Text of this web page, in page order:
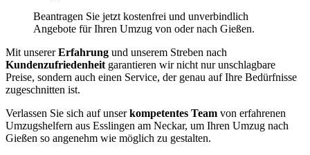
Beantragen Sie jetzt kostenfrei und unverbindlich
Angebote für Ihren Umzug von oder nach Gießen.
Mit unsererErfahrung und unserem Streben nach
Kundenzufriedenheit garantieren wir nicht nur unschlagbare
Preise, sondern auch einen Service, der genau auf Ihre Bedürfnisse
zugeschnitten ist.
Verlassen Sie sich auf unserkompetentes Team von erfahrenen
Umzugshelfern aus Esslingen am Neckar, um Ihren Umzug nach
Gießen so angenehm wie möglich zu gestalten.